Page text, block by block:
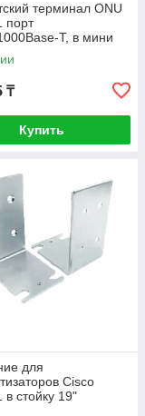
терминал ONU
порт
T, в мини
₸
Купить
для
Cisco
в стойку 19"